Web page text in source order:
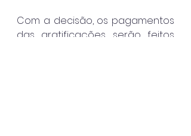
Com a decisão, os pagamentos
das gratificações serão feitos